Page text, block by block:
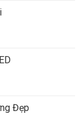
Đẹp